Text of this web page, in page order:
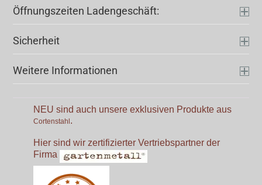
Öffnungszeiten Ladengeschäft:
Sicherheit
Weitere Informationen
NEU sind auch unsere exklusiven Produkte aus
Cortenstahl.
Hier sind wir zertifizierter Vertriebspartner der
Firma